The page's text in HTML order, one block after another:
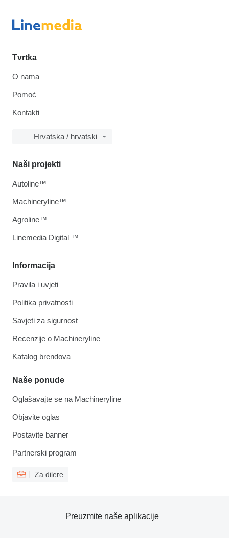
Tvrtka
O nama
Pomoć
Kontakti
Hrvatska / hrvatski
Informacija
Pravila i uvjeti
Politika privatnosti
Savjeti za sigurnost
Recenzije o Machineryline
Katalog brendova
Naše ponude
Oglašavajte se na Machineryline
Objavite oglas
Postavite banner
Partnerski program
Za dilere
Naši projekti
Autoline™
Machineryline™
Agroline™
Linemedia Digital ™
Preuzmite naše aplikacije